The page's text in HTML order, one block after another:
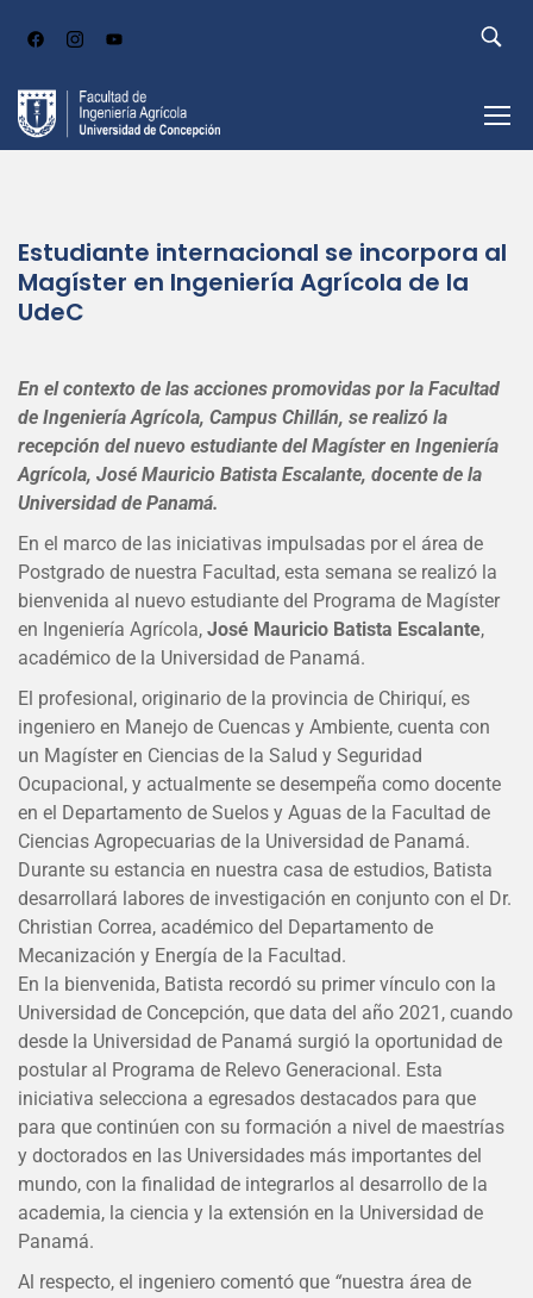
Estudiante internacional se incorpora al
Magíster en Ingeniería Agrícola de la
UdeC
En el contexto de las acciones promovidas por la Facultad
de Ingeniería Agrícola, Campus Chillán, se realizó la
recepción del nuevo estudiante del Magíster en Ingeniería
Agrícola, José Mauricio Batista Escalante, docente de la
Universidad de Panamá.
En el marco de las iniciativas impulsadas por el área de
Postgrado de nuestra Facultad, esta semana se realizó la
bienvenida al nuevo estudiante del Programa de Magíster
en Ingeniería Agrícola, José Mauricio Batista Escalante,
académico de la Universidad de Panamá.
El profesional, originario de la provincia de Chiriquí, es
ingeniero en Manejo de Cuencas y Ambiente, cuenta con
un Magíster en Ciencias de la Salud y Seguridad
Ocupacional, y actualmente se desempeña como docente
en el Departamento de Suelos y Aguas de la Facultad de
Ciencias Agropecuarias de la Universidad de Panamá.
Durante su estancia en nuestra casa de estudios, Batista
desarrollará labores de investigación en conjunto con el Dr.
Christian Correa, académico del Departamento de
Mecanización y Energía de la Facultad.
En la bienvenida, Batista recordó su primer vínculo con la
Universidad de Concepción, que data del año 2021, cuando
desde la Universidad de Panamá surgió la oportunidad de
postular al Programa de Relevo Generacional. Esta
iniciativa selecciona a egresados destacados para que
para que continúen con su formación a nivel de maestrías
y doctorados en las Universidades más importantes del
mundo, con la finalidad de integrarlos al desarrollo de la
academia, la ciencia y la extensión en la Universidad de
Panamá.
Al respecto, el ingeniero comentó que “nuestra área de